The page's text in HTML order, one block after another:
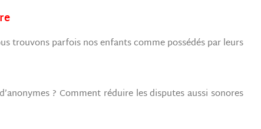
trouvons parfois nos enfants comme possédés par leurs
? Comment réduire les disputes aussi sonores